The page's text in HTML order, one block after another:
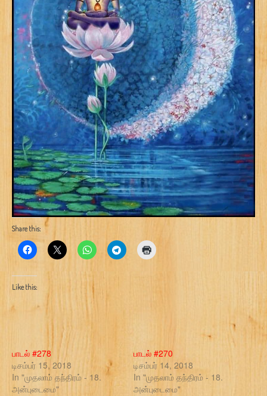
Share this:
Like this:
பாடல் #278
டிசம்பர் 15, 2018
In "முதலாம் தந்திரம் - 18.
அன்புடைமை"
பாடல் #270
டிசம்பர் 14, 2018
In "முதலாம் தந்திரம் - 18.
அன்புடைமை"